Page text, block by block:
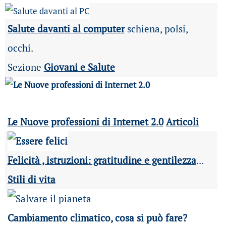
Salute davanti al computerschiena, polsi,
occhi.
Sezione Giovani e Salute
Le Nuove professioni di Internet 2.0 Articoli
Felicità , istruzioni: gratitudine e gentilezza...
Stili di vita
Cambiamento climatico, cosa si può fare?